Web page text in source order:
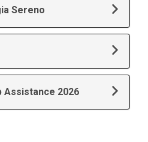
Sereno
Assistance 2026